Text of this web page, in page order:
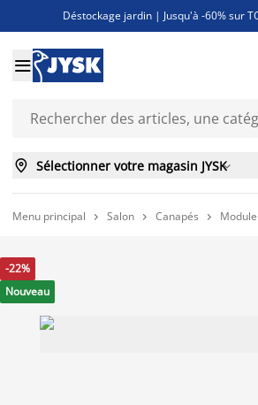
Déstockage jardin | Jusqu'à -60% sur
Jusqu'à -50% sur une sélection
Découvrez les nouveautés de la

 Sélectionner votre magasin JYSK
Menu principal  Salon  Canapés 
-22%
Nouveau